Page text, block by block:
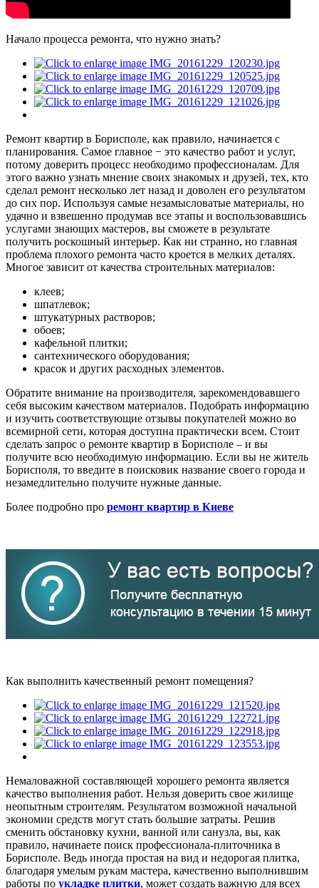
Начало процесса ремонта, что нужно знать?
Ремонт квартир в Борисполе, как правило, начинается с
планирования. Самое главное − это качество работ и услуг,
потому доверить процесс необходимо профессионалам. Для
этого важно узнать мнение своих знакомых и друзей, тех, кто
сделал ремонт несколько лет назад и доволен его результатом
до сих пор. Используя самые незамысловатые материалы, но
удачно и взвешенно продумав все этапы и воспользовавшись
услугами знающих мастеров, вы сможете в результате
получить роскошный интерьер. Как ни странно, но главная
проблема плохого ремонта часто кроется в мелких деталях.
Многое зависит от качества строительных материалов:
клеев;
шпатлевок;
штукатурных растворов;
обоев;
кафельной плитки;
сантехнического оборудования;
красок и других расходных элементов.
Обратите внимание на производителя, зарекомендовавшего
себя высоким качеством материалов. Подобрать информацию
и изучить соответствующие отзывы покупателей можно во
всемирной сети, которая доступна практически всем. Стоит
сделать запрос о ремонте квартир в Борисполе – и вы
получите всю необходимую информацию. Если вы не житель
Борисполя, то введите в поисковик название своего города и
незамедлительно получите нужные данные.
Более подробно про ремонт квартир в Киеве
Как выполнить качественный ремонт помещения?
Немаловажной составляющей хорошего ремонта является
качество выполнения работ. Нельзя доверить свое жилище
неопытным строителям. Результатом возможной начальной
экономии средств могут стать большие затраты. Решив
сменить обстановку кухни, ванной или санузла, вы, как
правило, начинаете поиск профессионала-плиточника в
Борисполе. Ведь иногда простая на вид и недорогая плитка,
благодаря умелым рукам мастера, качественно выполнившим
работы по укладке плитки, может создать важную для всех